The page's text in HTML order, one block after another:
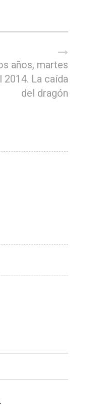
años, martes
2014. La caída
del dragón